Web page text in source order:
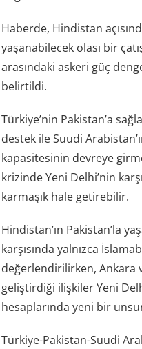
Haberde, Hindistan
yaşanabilecek olası bir
arasındaki askeri güç
belirtildi.
Türkiye’nin Pakistan’a
destek ile Suudi
kapasitesinin devreye
krizinde Yeni Delhi’nin
karmaşık hale getirebilir.
Hindistan’ın Pakistan’la
karşısında yalnızca
değerlendirilirken, Ankara
geliştirdiği ilişkiler Yeni
hesaplarında yeni bir
Türkiye-Pakistan-Suudi